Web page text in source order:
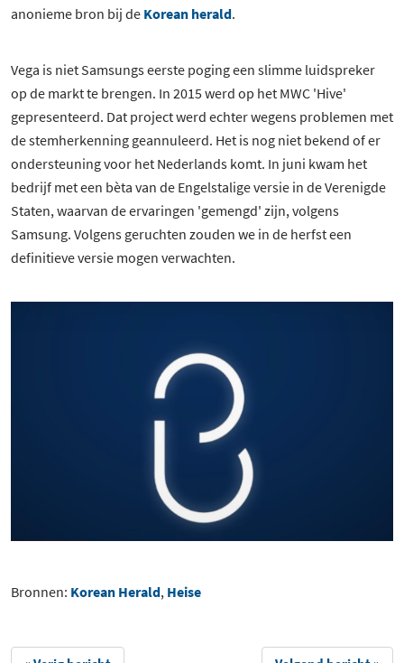
anonieme bron bij de Korean herald.
Vega is niet Samsungs eerste poging een slimme luidspreker
op de markt te brengen. In 2015 werd op het MWC 'Hive'
gepresenteerd. Dat project werd echter wegens problemen met
de stemherkenning geannuleerd. Het is nog niet bekend of er
ondersteuning voor het Nederlands komt. In juni kwam het
bedrijf met een bèta van de Engelstalige versie in de Verenigde
Staten, waarvan de ervaringen 'gemengd' zijn, volgens
Samsung. Volgens geruchten zouden we in de herfst een
definitieve versie mogen verwachten.
Bronnen: Korean Herald, Heise